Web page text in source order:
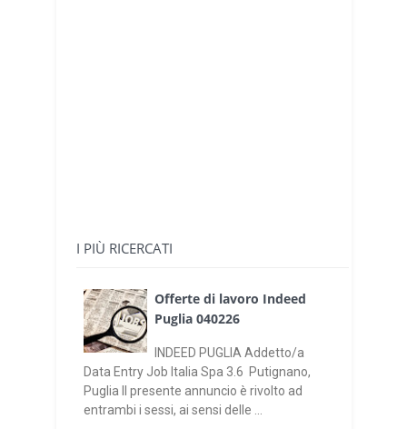
I PIÙ RICERCATI
Offerte di lavoro Indeed
Puglia 040226
INDEED PUGLIA Addetto/a
Data Entry Job Italia Spa 3.6 Putignano,
Puglia Il presente annuncio è rivolto ad
entrambi i sessi, ai sensi delle ...